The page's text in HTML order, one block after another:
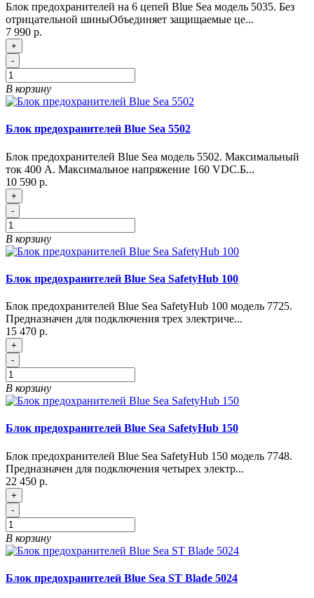
Блок предохранителей на 6 цепей Blue Sea модель 5035. Без
отрицательной шиныОбъединяет защищаемые це...
7 990 р.
+
-
В корзину
Блок предохранителей Blue Sea 5502
Блок предохранителей Blue Sea модель 5502. Максимальный
ток 400 А. Максимальное напряжение 160 VDC.Б...
10 590 р.
+
-
В корзину
Блок предохранителей Blue Sea SafetyHub 100
Блок предохранителей Blue Sea SafetyHub 100 модель 7725.
Предназначен для подключения трех электриче...
15 470 р.
+
-
В корзину
Блок предохранителей Blue Sea SafetyHub 150
Блок предохранителей Blue Sea SafetyHub 150 модель 7748.
Предназначен для подключения четырех электр...
22 450 р.
+
-
В корзину
Блок предохранителей Blue Sea ST Blade 5024